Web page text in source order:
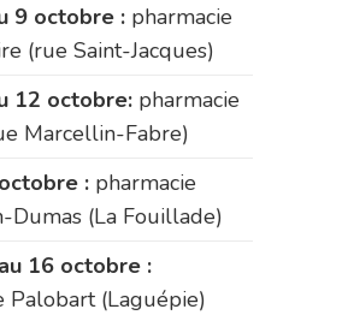
9 octobre : pharmacie
(rue Saint-Jacques)
12 octobre: pharmacie
Marcellin-Fabre)
: pharmacie
Dumas (La Fouillade)
16 octobre :
Palobart (Laguépie)